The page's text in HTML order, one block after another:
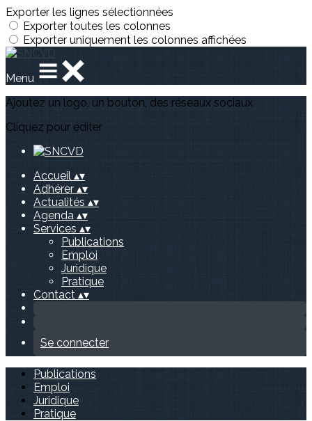
Exporter les lignes sélectionnées
Exporter toutes les colonnes
Exporter uniquement les colonnes affichées
Menu
Ajoutez un logo, un bouton, des réseaux sociaux
Cliquez pour éditer
Accueil ▴▾
Adhérer ▴▾
Actualités ▴▾
Agenda ▴▾
Services ▴▾
Publications
Emploi
Juridique
Pratique
Contact ▴▾
Se connecter
Publications
Emploi
Juridique
Pratique